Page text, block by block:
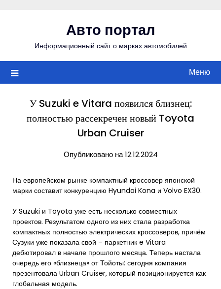
Авто портал
Информационный сайт о марках автомобилей
Меню
У Suzuki e Vitara появился близнец:
полностью рассекречен новый Toyota
Urban Cruiser
Опубликовано на 12.12.2024
На европейском рынке компактный кроссовер японской
марки составит конкуренцию Hyundai Kona и Volvo EX30.
У Suzuki и Toyota уже есть несколько совместных
проектов. Результатом одного из них стала разработка
компактных полностью электрических кроссоверов, причём
Сузуки уже показала свой – паркетник e Vitara
дебютировал в начале прошлого месяца. Теперь настала
очередь его «близнеца» от Тойоты: сегодня компания
презентовала Urban Cruiser, который позиционируется как
глобальная модель.